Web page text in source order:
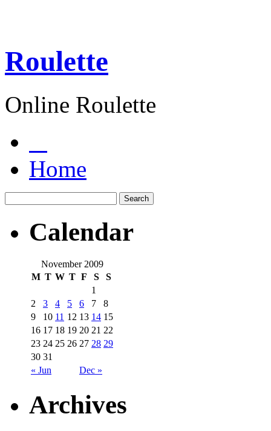
Roulette
Online Roulette
Home
Calendar
November 2009
M T W T F S S
« Jun Dec »
1
2
3 4 5 6 7
8
9
10 11 12 13 14 15
16 17 18 19 20 21 22
23 24 25 26 27 28 29
30 31
Archives